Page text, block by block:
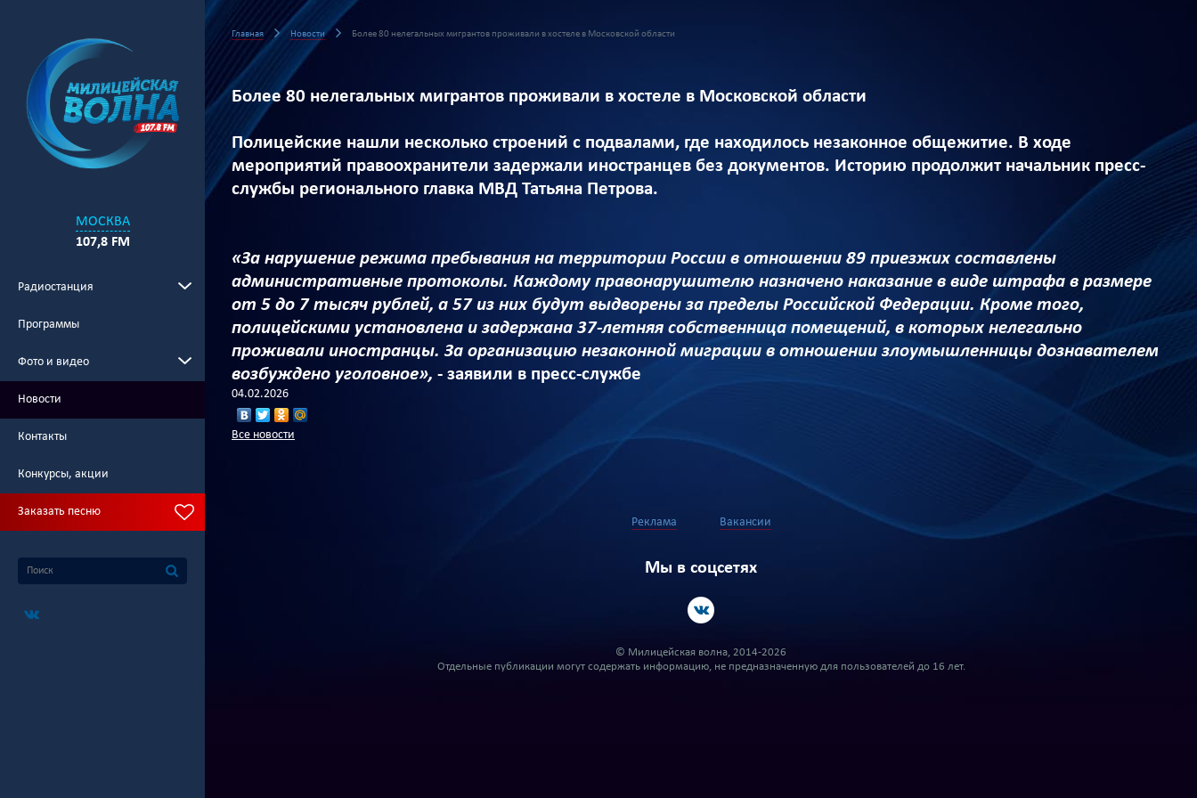
МОСКВА
107,8 FM
Радиостанция
Программы
Фото и видео
Новости
Контакты
Конкурсы, акции
Заказать песню
Главная Новости Более 80 нелегальных мигрантов проживали в хостеле в Московской области
Более 80 нелегальных мигрантов проживали в хостеле в Московской области
Полицейские нашли несколько строений с подвалами, где находилось незаконное общежитие. В ходе
мероприятий правоохранители задержали иностранцев без документов. Историю продолжит начальник пресс-
службы регионального главка МВД Татьяна Петрова.
«За нарушение режима пребывания на территории России в отношении 89 приезжих составлены
административные протоколы. Каждому правонарушителю назначено наказание в виде штрафа в размере
от 5 до 7 тысяч рублей, а 57 из них будут выдворены за пределы Российской Федерации. Кроме того,
полицейскими установлена и задержана 37-летняя собственница помещений, в которых нелегально
проживали иностранцы. За организацию незаконной миграции в отношении злоумышленницы дознавателем
возбуждено уголовное», - заявили в пресс-службе
04.02.2026
Все новости
Реклама Вакансии
Мы в соцсетях
© Милицейская волна, 2014-2026
Отдельные публикации могут содержать информацию, не предназначенную для пользователей до 16 лет.